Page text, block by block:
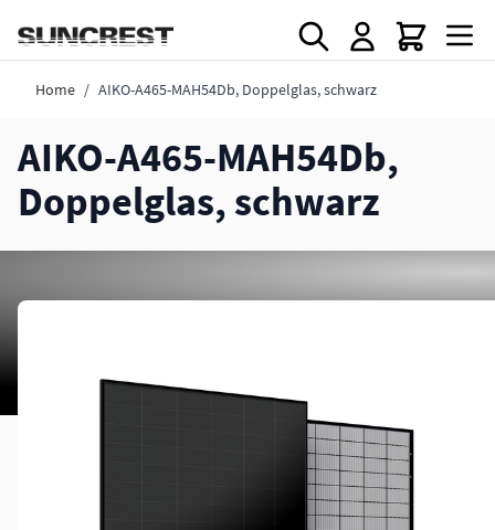
Home / AIKO-A465-MAH54Db, Doppelglas, schwarz
AIKO-A465-MAH54Db,
Doppelglas, schwarz